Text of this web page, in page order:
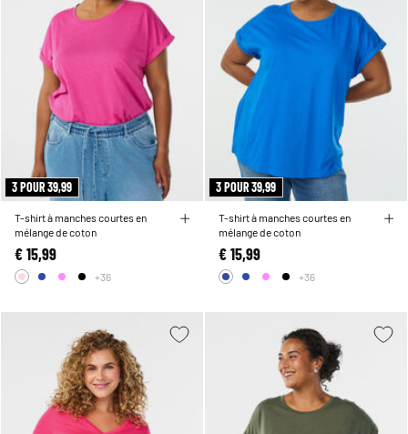
3 POUR 39,99
T-shirt à manches courtes en
mélange de coton
€ 15,99
+36
3 POUR 39,99
T-shirt à manches courtes en
mélange de coton
€ 15,99
+36